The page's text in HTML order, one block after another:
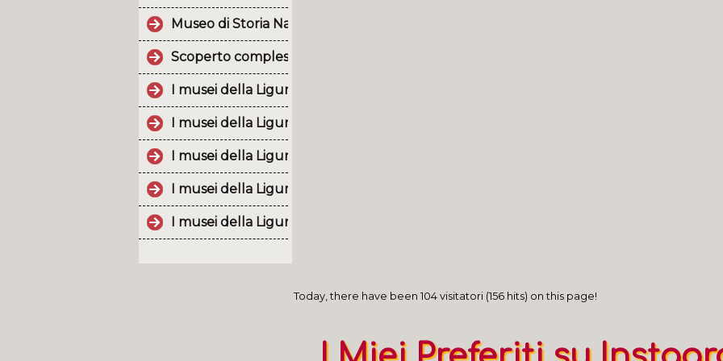
Museo di Storia Naturale della Lunigiana
Scoperto complesso militare nel Laterano
I musei della Liguria, un patrimonio culturale complesso fatto di episodi d'arte e
I musei della Liguria, un patrimonio culturale complesso: i musei in Città metropolitana
I musei della Liguria, un patrimonio culturale complesso: i musei in provincia di Savona.
I musei della Liguria, un patrimonio culturale complesso: i musei in provincia di La
I musei della Liguria, un patrimonio culturale complesso: i musei in provincia di Imperia.
Today, there have been 104 visitatori (156 hits) on this page!